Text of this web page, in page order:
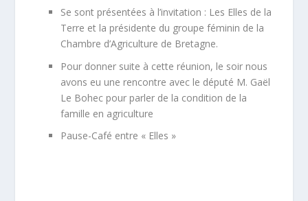
Se sont présentées à l’invitation : Les Elles de la
Terre et la présidente du groupe féminin de la
Chambre d’Agriculture de Bretagne.
Pour donner suite à cette réunion, le soir nous
avons eu une rencontre avec le député M. Gaël
Le Bohec pour parler de la condition de la
famille en agriculture
Pause-Café entre « Elles »